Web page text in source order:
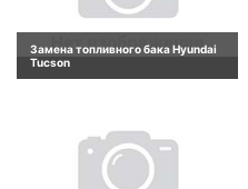
Замена топливного бака Hyundai
Tucson